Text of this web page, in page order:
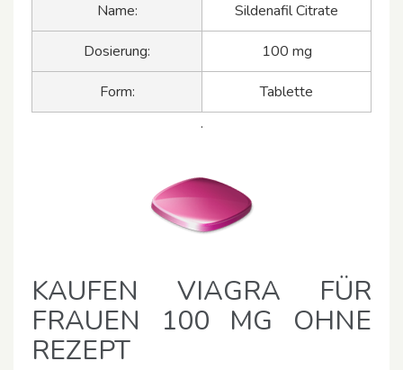
Name: Sildenafil Citrate
Dosierung: 100 mg
Form:
Tablette
.
KAUFEN VIAGRA FÜR
FRAUEN 100 MG OHNE
REZEPT